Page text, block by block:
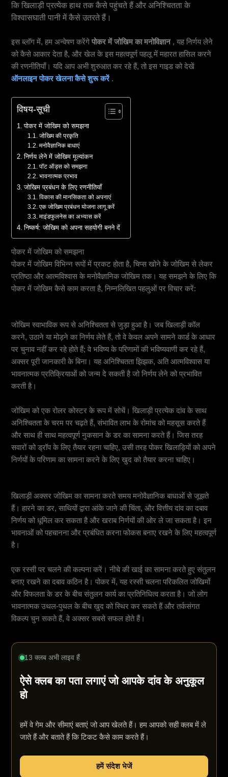
कि खिलाड़ी प्रत्येक हाथ तक कैसे पहुंचते हैं और अनिश्चितता के
विश्वासघाती पानी में कैसे उतरते हैं।
इस ब्लॉग में, हम अन्वेषण करेंगेपोकर में जोखिम का मनोविज्ञान , यह निर्णय लेने
को कैसे आकार देता है, और खेल के इस महत्वपूर्ण पहलू में महारत हासिल करने
की रणनीतियाँ। यदि आप अभी शुरुआत कर रहे हैं, तो इस गाइड को देखें
ऑनलाइन पोकर खेलना कैसे शुरू करें .
विषय-सूची
पोकर में जोखिम को समझना
जोखिम की प्रकृति
मनोवैज्ञानिक बाधाएं
निर्णय लेने में जोखिम मूल्यांकन
पॉट ऑड्स को समझना
भावनात्मक प्रभाव
जोखिम प्रबंधन के लिए रणनीतियाँ
विकास की मानसिकता को अपनाएं
एक जोखिम प्रबंधन योजना लागू करें
माइंडफुलनेस का अभ्यास करें
निष्कर्ष: जोखिम को अपना सहयोगी बनने दें
पोकर में जोखिम को समझना
पोकर में जोखिम विभिन्न रूपों में प्रकट होता है, चिप्स खोने के जोखिम से लेकर
प्रतिष्ठा और आत्मविश्वास के मनोवैज्ञानिक जोखिम तक। यह समझने के लिए कि
पोकर में जोखिम कैसे काम करता है, निम्नलिखित पहलुओं पर विचार करें:
जोखिम स्वाभाविक रूप से अनिश्चितता से जुड़ा हुआ है। जब खिलाड़ी कॉल
करने, उठाने या मोड़ने का निर्णय लेते हैं, तो वे केवल अपने सामने कार्ड के आधार
पर चुनाव नहीं कर रहे होते हैं; वे भविष्य के परिणामों की भविष्यवाणी कर रहे हैं,
अक्सर पूरी जानकारी के बिना। यह अनिश्चितता झिझक, अति आत्मविश्वास या
भावनात्मक प्रतिक्रियाओं को जन्म दे सकती है जो निर्णय लेने को प्रभावित
करती है।
जोखिम को एक रोलर कोस्टर के रूप में सोचें। खिलाड़ी प्रत्येक दांव के साथ
अनिश्चितता के चरम पर चढ़ते हैं, संभावित लाभ के रोमांच को महसूस करते हैं
और साथ ही साथ महत्वपूर्ण नुकसान के डर का सामना करते हैं। जिस तरह
सवारों को ड्रॉप के लिए तैयार रहना चाहिए, उसी तरह पोकर खिलाड़ियों को अपने
निर्णयों के परिणाम का सामना करने के लिए खुद को तैयार करना चाहिए।
खिलाड़ी अक्सर जोखिम का सामना करते समय मनोवैज्ञानिक बाधाओं से जूझते
हैं। हारने का डर, साथियों द्वारा आंके जाने की चिंता, और वित्तीय दांव का दबाव
निर्णय को धूमिल कर सकता है और खराब निर्णयों की ओर ले जा सकता है। इन
भावनाओं को पहचानना और प्रबंधित करना फोकस बनाए रखने के लिए महत्वपूर्ण
है।
एक रस्सी पर चलने की कल्पना करें। नीचे की खाई का सामना करते हुए संतुलन
बनाए रखने का दबाव कठिन है। पोकर में, यह रस्सी चलना परिकलित जोखिमों
और विफलता के डर के बीच संतुलन कार्य का प्रतिनिधित्व करता है। जो लोग
भावनात्मक उथल-पुथल के बीच खुद को स्थिर कर सकते हैं और तर्कसंगत
विकल्प चुन सकते हैं, वे अक्सर सबसे सफल होते हैं।
13 क्लब अभी लाइव हैं
ऐसे क्लब का पता लगाएं जो आपके दांव के अनुकूल
हो
हमें वे गेम और सीमाएं बताएं जो आप खेलते हैं। हम आपको सही क्लब में ले
जाते हैं और बताते हैं कि टिकट कैसे काम करते हैं।
हमें संदेश भेजें